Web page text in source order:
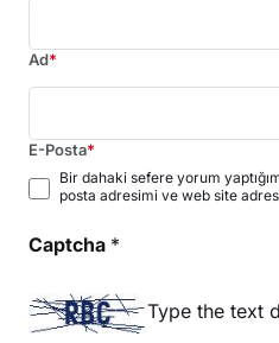
Ad*
E-Posta*
Bir dahaki sefere yorum
posta adresimi ve web site
Captcha *
Type the text